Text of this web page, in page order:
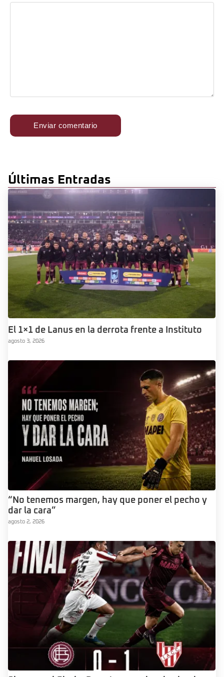
Últimas Entradas
El 1×1 de Lanus en la derrota frente a Instituto
agosto 3, 2026
“No tenemos margen, hay que poner el pecho y
dar la cara”
agosto 2, 2026